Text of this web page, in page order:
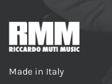
Made in Italy